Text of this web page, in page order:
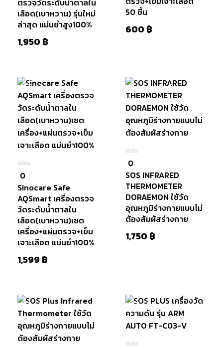
เลือด(เบาหวาน) รุ่นใหม่
ล่าสุด แม่นยำสูง100%
1,950 ฿
50 ชิ้น
600 ฿
หยิบใส่
ตะกร้า
มีสินค้า
0
ใน
5
0
Sinocare Safe
AQSmart เครื่องตรวจ
วัดระดับน้ำตาลใน
เลือด(เบาหวาน)เซต
เครื่อง+แผ่นตรวจ+เข็ม
เจาะเลือด แม่นยำ100%
1,599 ฿
หยิบใส่
ตะกร้า
สินค้าหมดแล้ว
0
ใน
5
0
SOS INFRARED
THERMOMETER
DORAEMON ใช้วัด
อุณหภูมิร่างกายแบบไม่
ต้องสัมผัสร่างกาย
1,750 ฿
มีสินค้า มีสินค้า